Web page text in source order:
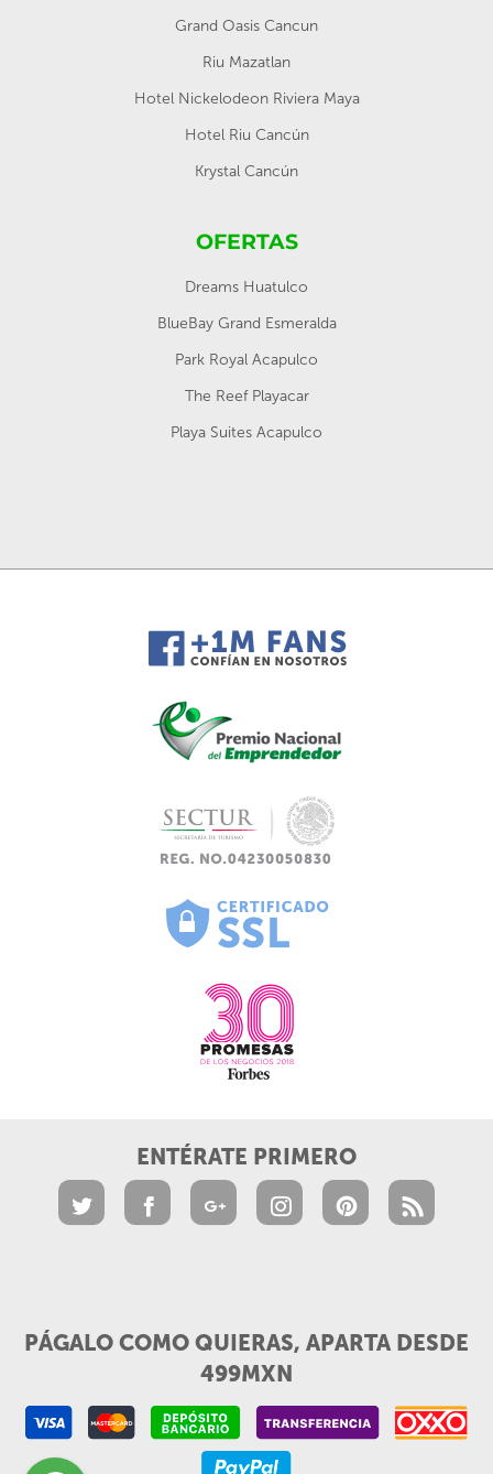
Grand Oasis Cancun
Riu Mazatlan
Hotel Nickelodeon Riviera Maya
Hotel Riu Cancún
Krystal Cancún
OFERTAS
Dreams Huatulco
BlueBay Grand Esmeralda
Park Royal Acapulco
The Reef Playacar
Playa Suites Acapulco
ENTÉRATE PRIMERO
PÁGALO COMO QUIERAS, APARTA DESDE
499MXN